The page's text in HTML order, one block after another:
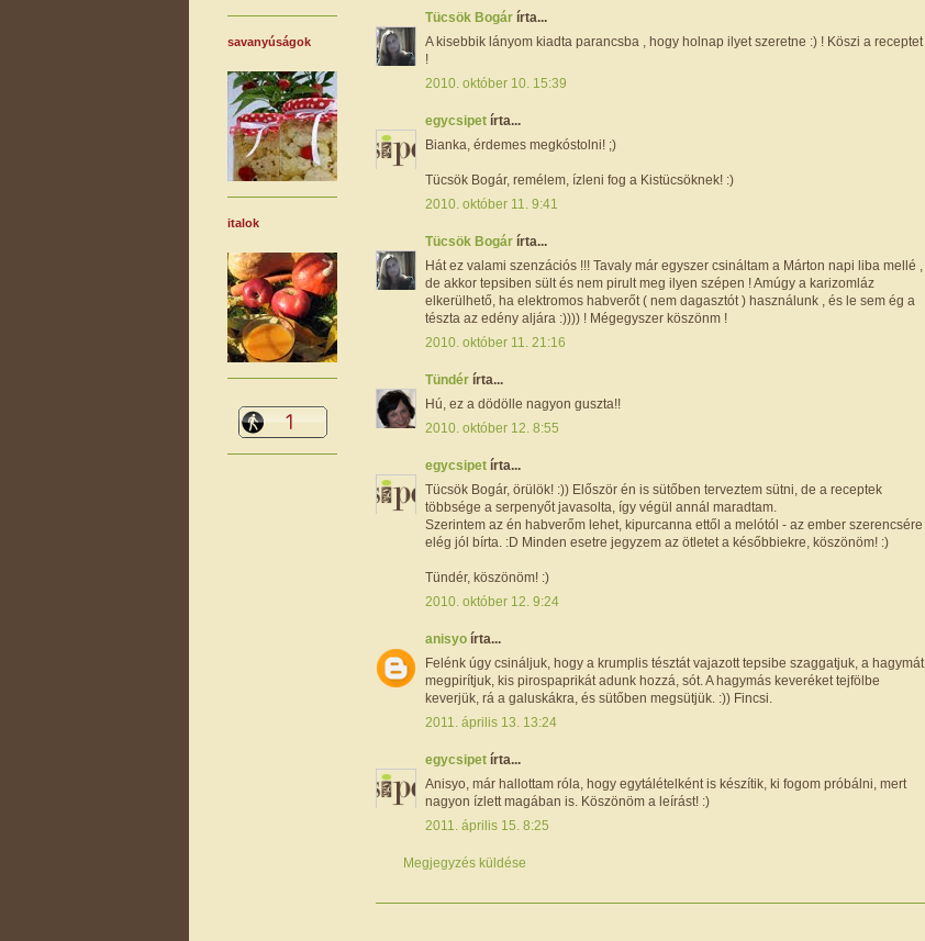
Tücsök Bogár írta...
A kisebbik lányom kiadta parancsba , hogy holnap ilyet szeretne :) ! Köszi a receptet
!
2010. október 10. 15:39
egycsipet írta...
Bianka, érdemes megkóstolni! ;)
Tücsök Bogár, remélem, ízleni fog a Kistücsöknek! :)
2010. október 11. 9:41
Tücsök Bogár írta...
Hát ez valami szenzációs !!! Tavaly már egyszer csináltam a Márton napi liba mellé ,
de akkor tepsiben sült és nem pirult meg ilyen szépen ! Amúgy a karizomláz
elkerülhető, ha elektromos habverőt ( nem dagasztót ) használunk , és le sem ég a
tészta az edény aljára :)))) ! Mégegyszer köszönm !
2010. október 11. 21:16
Tündér írta...
Hú, ez a dödölle nagyon guszta!!
2010. október 12. 8:55
egycsipet írta...
Tücsök Bogár, örülök! :)) Először én is sütőben terveztem sütni, de a receptek
többsége a serpenyőt javasolta, így végül annál maradtam.
Szerintem az én habverőm lehet, kipurcanna ettől a melótól - az ember szerencsére
elég jól bírta. :D Minden esetre jegyzem az ötletet a későbbiekre, köszönöm! :)
Tündér, köszönöm! :)
2010. október 12. 9:24
anisyo írta...
Felénk úgy csináljuk, hogy a krumplis tésztát vajazott tepsibe szaggatjuk, a hagymát
megpirítjuk, kis pirospaprikát adunk hozzá, sót. A hagymás keveréket tejfölbe
keverjük, rá a galuskákra, és sütőben megsütjük. :)) Fincsi.
2011. április 13. 13:24
egycsipet írta...
Anisyo, már hallottam róla, hogy egytálételként is készítik, ki fogom próbálni, mert
nagyon ízlett magában is. Köszönöm a leírást! :)
2011. április 15. 8:25
Megjegyzés küldése
savanyúságok
italok